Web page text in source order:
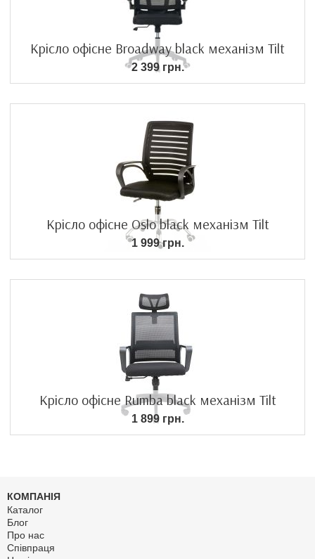
Крісло офісне Broadway black механізм Tilt
2 399 грн.
Крісло офісне Oslo black механізм Tilt
1 999 грн.
Крісло офісне Rumba black механізм Tilt
1 899 грн.
КОМПАНІЯ
Каталог
Блог
Про нас
Співпраця